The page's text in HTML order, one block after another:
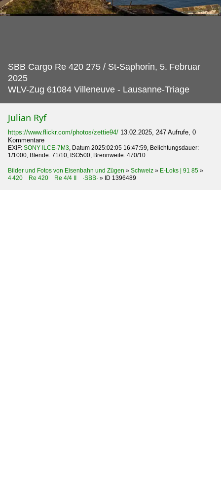
SBB Cargo Re 420 275 / St-Saphorin, 5. Februar
2025
WLV-Zug 61084 Villeneuve - Lausanne-Triage
Julian Ryf
https://www.flickr.com/photos/zettie94/ 13.02.2025, 247 Aufrufe, 0
Kommentare
EXIF: SONY ILCE-7M3, Datum 2025:02:05 16:47:59, Belichtungsdauer:
1/1000, Blende: 71/10, ISO500, Brennweite: 470/10
Bilder und Fotos von Eisenbahn und Zügen » Schweiz » E-Loks | 91 85 »
4 420 Re 420 Re 4/4 II ·SBB· » ID 1396489